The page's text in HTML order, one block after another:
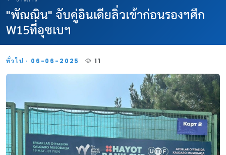
"พัณณิน" จับคู่อินเดียลิ่วเข้าก่อนรองฯศึก
W15ที่อุซเบฯ
ทั่วไป · 06-06-2025 11